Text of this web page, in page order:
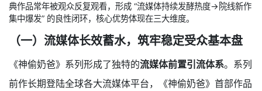
典作品常年被观众反复观看，形成 “流媒体持续发酵热度→院线新作
集中爆发” 的良性闭环，核心优势体现在三大维度。
（一）流媒体长效蓄水，筑牢稳定受众基本盘
《神偷奶爸》系列形成了独特的流媒体前置引流体系。系列
前作长期登陆全球各大流媒体平台，《神偷奶爸》首部作品